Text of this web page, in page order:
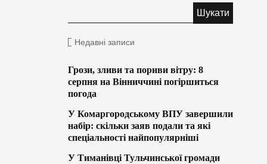
Недавні записи
Грози, зливи та пориви вітру: 8
серпня на Вінниччині погіршиться
погода
У Комаргородському ВПУ завершили
набір: скільки заяв подали та які
спеціальності найпопулярніші
У Тиманівці Тульчинської громади